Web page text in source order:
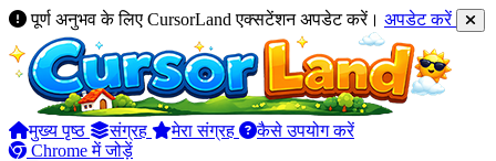
पूर्ण अनुभव के लिए CursorLand एक्सटेंशन अपडेट करें। अपडेट करें
मुख्य पृष्ठ संग्रह मेरा संग्रह
कैसे उपयोग करें
Chrome में जोड़ें